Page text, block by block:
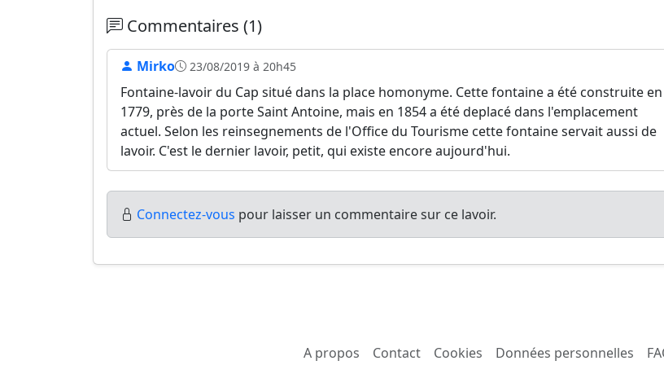
Commentaires (1)
Mirko 23/08/2019 à 20h45
Fontaine-lavoir du Cap situé dans la place homonyme. Cette fontaine a été construite en
1779, près de la porte Saint Antoine, mais en 1854 a été deplacé dans l'emplacement
actuel. Selon les reinsegnements de l'Office du Tourisme cette fontaine servait aussi de
lavoir. C'est le dernier lavoir, petit, qui existe encore aujourd'hui.
Connectez-vous pour laisser un commentaire sur ce lavoir.
A propos Contact Cookies Données personnelles